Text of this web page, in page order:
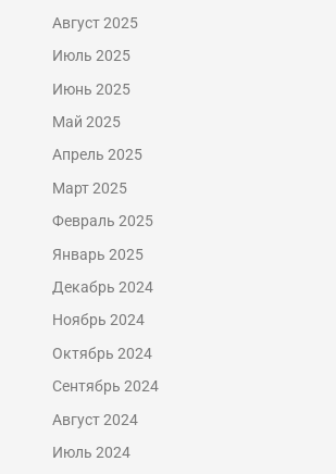
Август 2025
Июль 2025
Июнь 2025
Май 2025
Апрель 2025
Март 2025
Февраль 2025
Январь 2025
Декабрь 2024
Ноябрь 2024
Октябрь 2024
Сентябрь 2024
Август 2024
Июль 2024